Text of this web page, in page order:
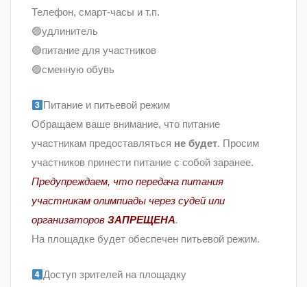
Телефон, смарт-часы и т.п.
🟢удлинитель
🟢питание для участников
🟢сменную обувь
Питание и питьевой режим
Обращаем ваше внимание, что питание
участникам предоставляться не будет. Просим
участников принести питание с собой заранее.
Предупреждаем, что передача питания
участникам олимпиады через судей или
организаторов ЗАПРЕЩЕНА.
На площадке будет обеспечен питьевой режим.
Доступ зрителей на площадку